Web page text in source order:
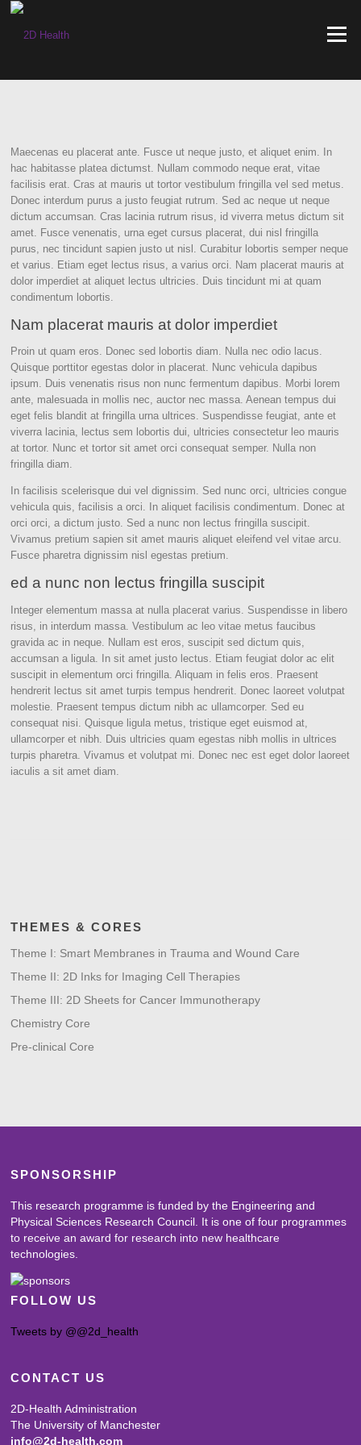
Skip
content
Menu
Maecenas eu placerat ante. Fusce ut neque justo, et aliquet enim. In
hac habitasse platea dictumst. Nullam commodo neque erat, vitae
facilisis erat. Cras at mauris ut tortor vestibulum fringilla vel sed metus.
Donec interdum purus a justo feugiat rutrum. Sed ac neque ut neque
dictum accumsan. Cras lacinia rutrum risus, id viverra metus dictum sit
amet. Fusce venenatis, urna eget cursus placerat, dui nisl fringilla
purus, nec tincidunt sapien justo ut nisl. Curabitur lobortis semper neque
et varius. Etiam eget lectus risus, a varius orci. Nam placerat mauris at
dolor imperdiet at aliquet lectus ultricies. Duis tincidunt mi at quam
condimentum lobortis.
Nam placerat mauris at dolor imperdiet
Proin ut quam eros. Donec sed lobortis diam. Nulla nec odio lacus.
Quisque porttitor egestas dolor in placerat. Nunc vehicula dapibus
ipsum. Duis venenatis risus non nunc fermentum dapibus. Morbi lorem
ante, malesuada in mollis nec, auctor nec massa. Aenean tempus dui
eget felis blandit at fringilla urna ultrices. Suspendisse feugiat, ante et
viverra lacinia, lectus sem lobortis dui, ultricies consectetur leo mauris
at tortor. Nunc et tortor sit amet orci consequat semper. Nulla non
fringilla diam.
In facilisis scelerisque dui vel dignissim. Sed nunc orci, ultricies congue
vehicula quis, facilisis a orci. In aliquet facilisis condimentum. Donec at
orci orci, a dictum justo. Sed a nunc non lectus fringilla suscipit.
Vivamus pretium sapien sit amet mauris aliquet eleifend vel vitae arcu.
Fusce pharetra dignissim nisl egestas pretium.
ed a nunc non lectus fringilla suscipit
Integer elementum massa at nulla placerat varius. Suspendisse in libero
risus, in interdum massa. Vestibulum ac leo vitae metus faucibus
gravida ac in neque. Nullam est eros, suscipit sed dictum quis,
accumsan a ligula. In sit amet justo lectus. Etiam feugiat dolor ac elit
suscipit in elementum orci fringilla. Aliquam in felis eros. Praesent
hendrerit lectus sit amet turpis tempus hendrerit. Donec laoreet volutpat
molestie. Praesent tempus dictum nibh ac ullamcorper. Sed eu
consequat nisi. Quisque ligula metus, tristique eget euismod at,
ullamcorper et nibh. Duis ultricies quam egestas nibh mollis in ultrices
turpis pharetra. Vivamus et volutpat mi. Donec nec est eget dolor laoreet
iaculis a sit amet diam.
THEMES & CORES
Theme I: Smart Membranes in Trauma and Wound Care
Theme II: 2D Inks for Imaging Cell Therapies
Theme III: 2D Sheets for Cancer Immunotherapy
Chemistry Core
Pre-clinical Core
SPONSORSHIP
This research programme is funded by the Engineering and
Physical Sciences Research Council. It is one of four programmes
to receive an award for research into new healthcare
technologies.
FOLLOW US
Tweets by @@2d_health
CONTACT US
2D-Health Administration
The University of Manchester
info@2d-health.com